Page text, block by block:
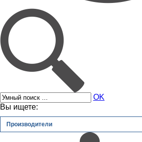
OK
Вы ищете:
Производители